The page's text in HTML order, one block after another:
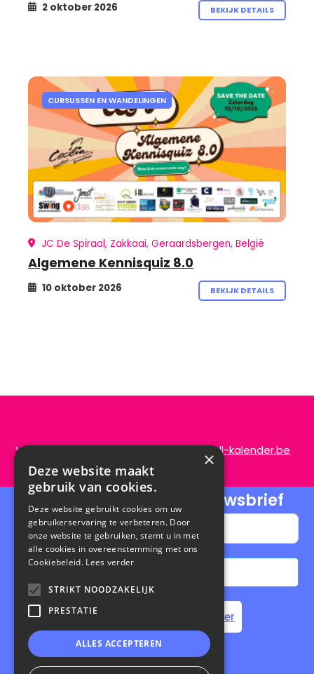
2 oktober 2026 BEKIJK DETAILS
CURSUSSEN EN WANDELINGEN
JC De Spiraal, Zakkaai, Geraardsbergen, België
Algemene Kennisquiz 8.0
10 oktober 2026 BEKIJK DETAILS
Vragen of opmerkingen?info@de-scroll-kalender.be
Schrijf je in voor onze nieuwsbrief
Home Steun de Scroll Kalender
Privacybeleid|Cookiebeleid
×
Deze website maakt
gebruik van cookies.
Deze website gebruikt cookies om uw
gebruikerservaring te verbeteren. Door
onze website te gebruiken, stemt u in met
alle cookies in overeenstemming met ons
Cookiebeleid. Lees verder
STRIKT NOODZAKELIJK
PRESTATIE
ALLES ACCEPTEREN